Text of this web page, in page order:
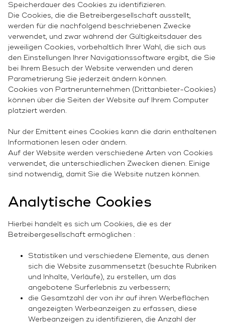
Speicherdauer des Cookies zu identifizieren.
Die Cookies, die die Betreibergesellschaft ausstellt,
werden für die nachfolgend beschriebenen Zwecke
verwendet, und zwar während der Gültigkeitsdauer des
jeweiligen Cookies, vorbehaltlich Ihrer Wahl, die sich aus
den Einstellungen Ihrer Navigationssoftware ergibt, die Sie
bei Ihrem Besuch der Website verwenden und deren
Parametrierung Sie jederzeit ändern können.
Cookies von Partnerunternehmen (Drittanbieter-Cookies)
können über die Seiten der Website auf Ihrem Computer
platziert werden.
Nur der Emittent eines Cookies kann die darin enthaltenen
Informationen lesen oder ändern.
Auf der Website werden verschiedene Arten von Cookies
verwendet, die unterschiedlichen Zwecken dienen. Einige
sind notwendig, damit Sie die Website nutzen können.
Analytische Cookies
Hierbei handelt es sich um Cookies, die es der
Betreibergesellschaft ermöglichen :
Statistiken und verschiedene Elemente, aus denen
sich die Website zusammensetzt (besuchte Rubriken
und Inhalte, Verläufe), zu erstellen, um das
angebotene Surferlebnis zu verbessern;
die Gesamtzahl der von ihr auf ihren Werbeflächen
angezeigten Werbeanzeigen zu erfassen, diese
Werbeanzeigen zu identifizieren, die Anzahl der